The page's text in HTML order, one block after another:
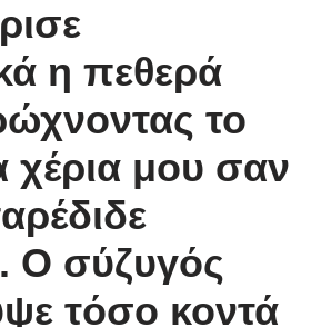
η πεθερά
το
χέρια μου σαν
Ο σύζυγός
τόσο κοντά